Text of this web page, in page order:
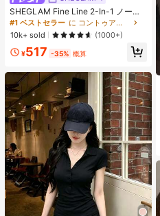
SHEGLAM Fine Line 2-In-1 ノーズ
コンター&ハイライトペン-Buff ノー
ズシャドウ シェーディング 女性と女
の子のためのブランドビューティー
コスメメイクアップ
#1 ベストセラー
に コントゥア＆ブロンザー
10k+ sold
(1000+)
¥517 -35% 概算